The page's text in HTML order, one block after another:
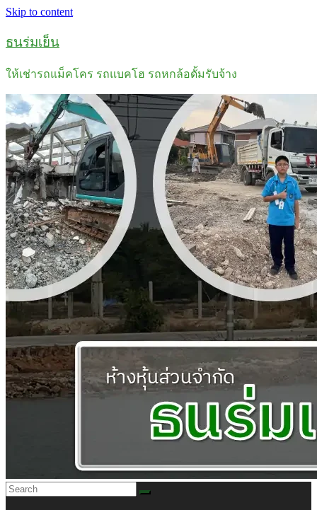
Skip to content
ธนร่มเย็น
ให้เช่ารถแม็คโคร รถแบคโฮ รถหกล้อดั้มรับจ้าง